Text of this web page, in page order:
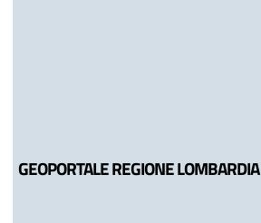
GEOPORTALE REGIONE LOMBARDIA